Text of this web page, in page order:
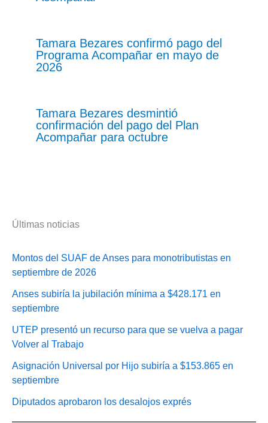
Tamara Bezares confirmó pago del
Programa Acompañar en mayo de
2026
Tamara Bezares desmintió
confirmación del pago del Plan
Acompañar para octubre
Últimas noticias
Montos del SUAF de Anses para monotributistas en
septiembre de 2026
Anses subiría la jubilación mínima a $428.171 en
septiembre
UTEP presentó un recurso para que se vuelva a pagar
Volver al Trabajo
Asignación Universal por Hijo subiría a $153.865 en
septiembre
Diputados aprobaron los desalojos exprés